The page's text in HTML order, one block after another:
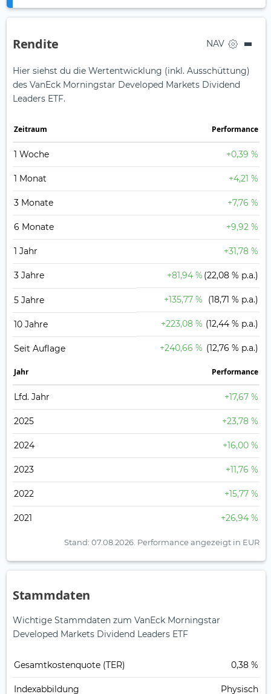
Rendite NAV
Hier siehst du die Wertentwicklung (inkl. Ausschüttung)
des VanEck Morningstar Developed Markets Dividend
Leaders ETF.
Zeit­raum Perfor­mance
1 Woche +0,39 %
1 Monat +4,21 %
3 Monate +7,76 %
6 Monate +9,92 %
1 Jahr +31,78 %
3 Jahre +81,94 % (22,08 % p.a.)
5 Jahre +135,77 % (18,71 % p.a.)
10 Jahre +223,08 % (12,44 % p.a.)
Seit Auflage +240,66 % (12,76 % p.a.)
Jahr Perfor­mance
Lfd. Jahr +17,67 %
2025 +23,78 %
2024 +16,00 %
2023 +11,76 %
2022 +15,77 %
2021 +26,94 %
Stand: 07.08.2026. Performance angezeigt in EUR
Stammdaten
Wichtige Stammdaten zum VanEck Morningstar
Developed Markets Dividend Leaders ETF
Gesamt­kosten­quote (TER) 0,38 %
Index­abbildung Physisch